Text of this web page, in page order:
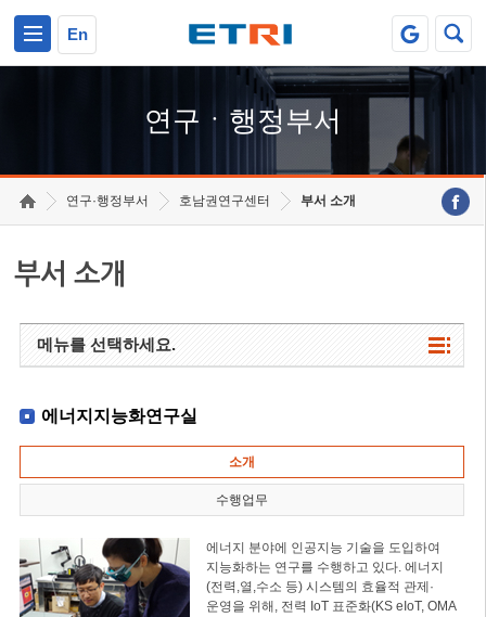
En
연구ㆍ행정부서
연구·행정부서 호남권연구센터 부서 소개
부서 소개
메뉴를 선택하세요.
에너지지능화연구실
소개
수행업무
에너지 분야에 인공지능 기술을 도입하여
지능화하는 연구를 수행하고 있다. 에너지
(전력,열,수소 등) 시스템의 효율적 관제·
운영을 위해, 전력 IoT 표준화(KS eIoT, OMA